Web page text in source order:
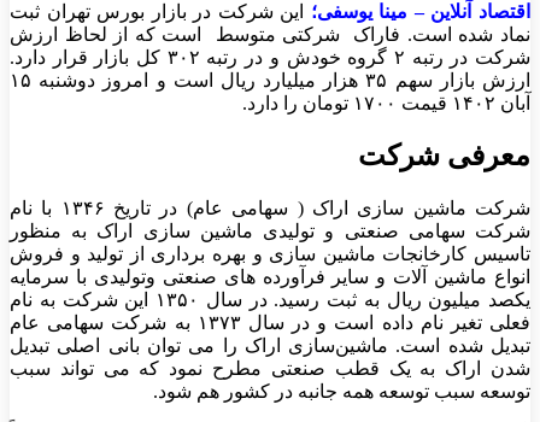
اقتصاد آنلاین – مینا یوسفی؛
این شرکت در بازار بورس تهران ثبت
نماد شده است. فاراک شرکتی متوسط است که از لحاظ ارزش
شرکت در رتبه ۲ گروه خودش و در رتبه ۳۰۲ کل بازار قرار دارد.
ارزش بازار سهم ۳۵ هزار میلیارد ریال است و امروز دوشنبه ۱۵
آبان ۱۴۰۲ قیمت ۱۷۰۰ تومان را دارد.
معرفی شرکت
شرکت ماشین سازی اراک ( سهامی عام) در تاریخ ۱۳۴۶ با نام
شرکت سهامی صنعتی و تولیدی ماشین سازی اراک به منظور
تاسیس کارخانجات ماشین سازی و بهره برداری از تولید و فروش
انواع ماشین آلات و سایر فرآورده های صنعتی وتولیدی با سرمایه
یکصد میلیون ریال به ثبت رسید. در سال ۱۳۵۰ این شرکت به نام
فعلی تغیر نام داده است و در سال ۱۳۷۳ به شرکت سهامی عام
تبدیل شده است. ماشین‌سازی اراک را می توان بانی اصلی تبدیل
شدن اراک به یک قطب صنعتی مطرح نمود که می تواند سبب
توسعه سبب توسعه همه جانبه در کشور هم شود.